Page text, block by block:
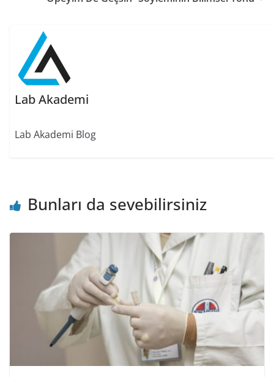
Lab Akademi
Lab Akademi Blog
Bunları da sevebilirsiniz